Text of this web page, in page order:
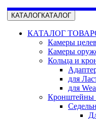
КАТАЛОГКАТАЛОГ
КАТАЛОГ
Камеры
Камеры
Кольца и
для
для
Кронштейны